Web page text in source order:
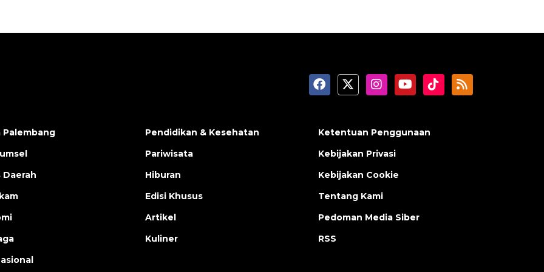
Pendidikan & Kesehatan
Pariwisata
Hiburan
Edisi Khusus
Artikel
Kuliner
Ketentuan Penggunaan
Kebijakan Privasi
Kebijakan Cookie
Tentang Kami
Pedoman Media Siber
RSS